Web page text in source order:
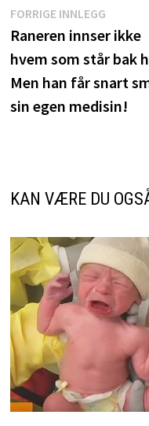
FORRIGE INNLEGGForrige
innlegg:
Raneren innser ikke
hvem som står bak
Men han får snart
sin egen medisin!
KAN VÆRE DU